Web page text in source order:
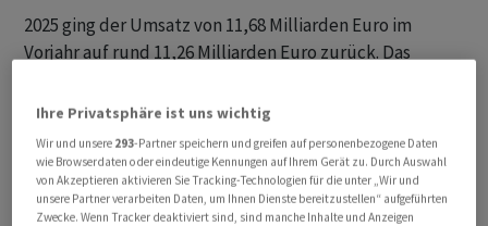
2025 ging der Umsatz von 11,68 Milliarden Euro im
Vorjahr auf rund 11,26 Milliarden Euro zurück. Das
Millionen Euro, was einem Rückgang von neun Prozent
entspricht. Damit hat Mahle das dritte Jahr in Folge
schwarze Zahlen geschrieben, nach zuvor mehreren
Jahren mit Verlusten.
Ihre Privatsphäre ist uns wichtig
Wir und unsere 293-Partner speichern und greifen auf personenbezogene Daten
wie Browserdaten oder eindeutige Kennungen auf Ihrem Gerät zu. Durch Auswahl
von Akzeptieren aktivieren Sie Tracking-Technologien für die unter „Wir und
unsere Partner verarbeiten Daten, um Ihnen Dienste bereitzustellen“ aufgeführten
Zwecke. Wenn Tracker deaktiviert sind, sind manche Inhalte und Anzeigen